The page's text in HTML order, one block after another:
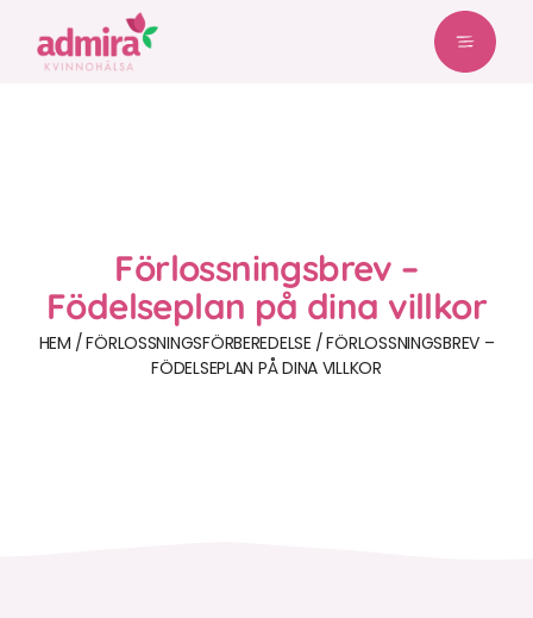
Förlossningsbrev –
Födelseplan på dina villkor
HEM FÖRLOSSNINGS­FÖRBEREDELSE
FÖRLOSSNINGSBREV –
FÖDELSEPLAN PÅ DINA VILLKOR